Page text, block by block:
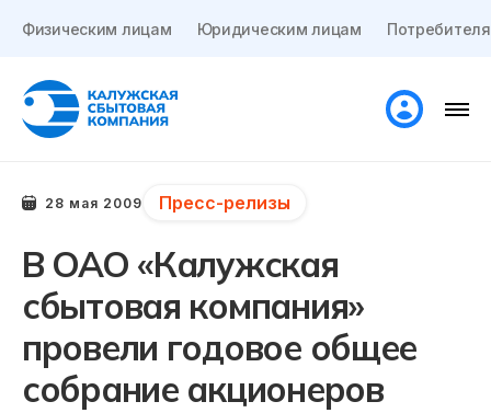
Физическим лицам Юридическим лицам
28 мая 2009 Пресс-релизы
В ОАО «Калужская
сбытовая компания»
провели годовое общее
собрание акционеров